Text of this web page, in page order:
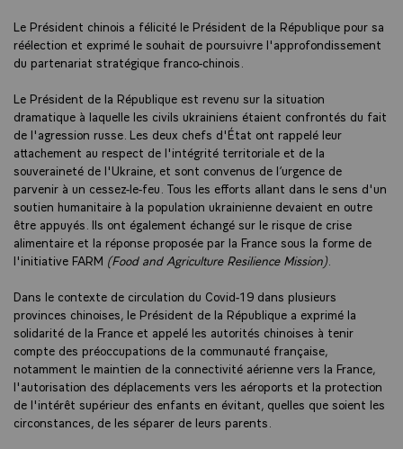
Le Président chinois a félicité le Président de la République pour sa
réélection et exprimé le souhait de poursuivre l'approfondissement
du partenariat stratégique franco-chinois.
Le Président de la République est revenu sur la situation
dramatique à laquelle les civils ukrainiens étaient confrontés du fait
de l'agression russe. Les deux chefs d'État ont rappelé leur
attachement au respect de l'intégrité territoriale et de la
souveraineté de l'Ukraine, et sont convenus de l’urgence de
parvenir à un cessez-le-feu. Tous les efforts allant dans le sens d'un
soutien humanitaire à la population ukrainienne devaient en outre
être appuyés. Ils ont également échangé sur le risque de crise
alimentaire et la réponse proposée par la France sous la forme de
l'initiative FARM (Food and Agriculture Resilience Mission).
Dans le contexte de circulation du Covid-19 dans plusieurs
provinces chinoises, le Président de la République a exprimé la
solidarité de la France et appelé les autorités chinoises à tenir
compte des préoccupations de la communauté française,
notamment le maintien de la connectivité aérienne vers la France,
l'autorisation des déplacements vers les aéroports et la protection
de l'intérêt supérieur des enfants en évitant, quelles que soient les
circonstances, de les séparer de leurs parents.